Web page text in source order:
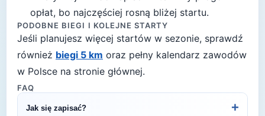
opłat, bo najczęściej rosną bliżej startu.
PODOBNE BIEGI I KOLEJNE STARTY
Jeśli planujesz więcej startów w sezonie, sprawdź
również biegi 5 km oraz pełny kalendarz zawodów
w Polsce na stronie głównej.
FAQ
Jak się zapisać? +